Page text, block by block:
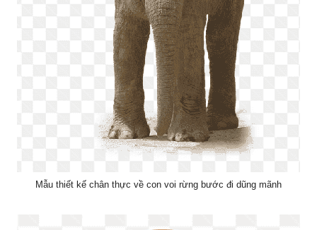
Mẫu thiết kế chân thực về con voi rừng bước đi dũng mãnh